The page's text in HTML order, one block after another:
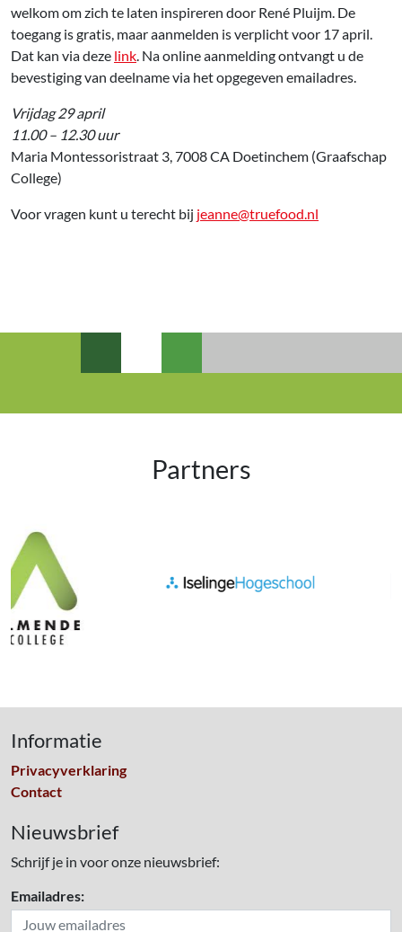
welkom om zich te laten inspireren door René Pluijm. De
toegang is gratis, maar aanmelden is verplicht voor 17 april.
Dat kan via deze link. Na online aanmelding ontvangt u de
bevestiging van deelname via het opgegeven emailadres.
Vrijdag 29 april
11.00 – 12.30 uur
Maria Montessoristraat 3,7008 CA Doetinchem (Graafschap
College)
Voor vragen kunt u terecht bij jeanne@truefood.nl
Partners
Informatie
Privacyverklaring
Contact
Nieuwsbrief
Schrijf je in voor onze nieuwsbrief:
Emailadres: